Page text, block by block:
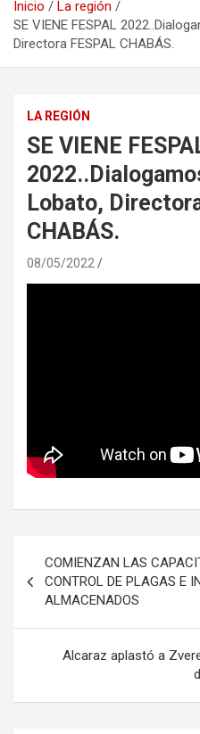
Inicio
La región
SE VIENE FESPAL
Directora FESPAL CHABÁS.
LA REGIÓN
SE VIENE
Lobato,
CHABÁS.
08/05/2022
de
entradas
COMIENZAN LAS
CONTROL DE PLAGAS E
ALMACENADOS
Alcaraz aplastó a